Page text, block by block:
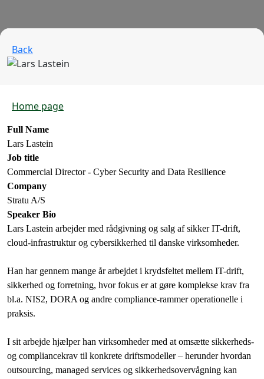
Back
Home page
Full Name
Lars Lastein
Job title
Commercial Director - Cyber Security and Data Resilience
Company
Stratu A/S
Speaker Bio
Lars Lastein arbejder med rådgivning og salg af sikker IT-drift,
cloud-infrastruktur og cybersikkerhed til danske virksomheder.
Han har gennem mange år arbejdet i krydsfeltet mellem IT-drift,
sikkerhed og forretning, hvor fokus er at gøre komplekse krav fra
bl.a. NIS2, DORA og andre compliance-rammer operationelle i
praksis.
I sit arbejde hjælper han virksomheder med at omsætte sikkerheds-
og compliancekrav til konkrete driftsmodeller – herunder hvordan
outsourcing, managed services og sikkerhedsovervågning kan